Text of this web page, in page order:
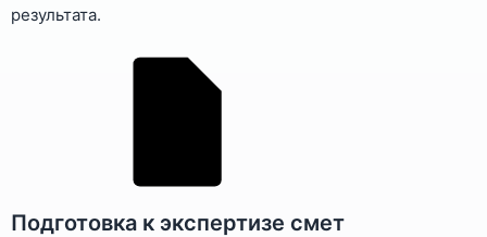
результата.
Подготовка к экспертизе смет